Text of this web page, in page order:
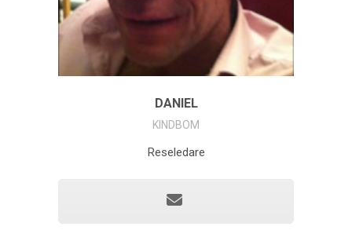
DANIEL
KINDBOM
Reseledare